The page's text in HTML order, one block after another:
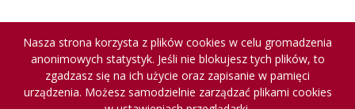
Nasza strona korzysta z plików cookies w celu gromadzenia
anonimowych statystyk. Jeśli nie blokujesz tych plików, to
zgadzasz się na ich użycie oraz zapisanie w pamięci
urządzenia. Możesz samodzielnie zarządzać plikami cookies